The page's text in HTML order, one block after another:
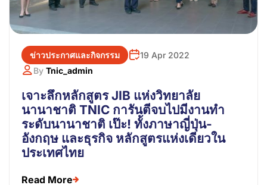
ข่าวประกาศและกิจกรรม
19 Apr 2022
By Tnic_admin
เจาะลึกหลักสูตร JIB แห่งวิทยาลัย
นานาชาติ TNIC การันตีจบไปมีงานทำ
ระดับนานาชาติ เป๊ะ! ทั้งภาษาญี่ปุ่น-
อังกฤษ และธุรกิจ หลักสูตรแห่งเดียวใน
ประเทศไทย
Read More